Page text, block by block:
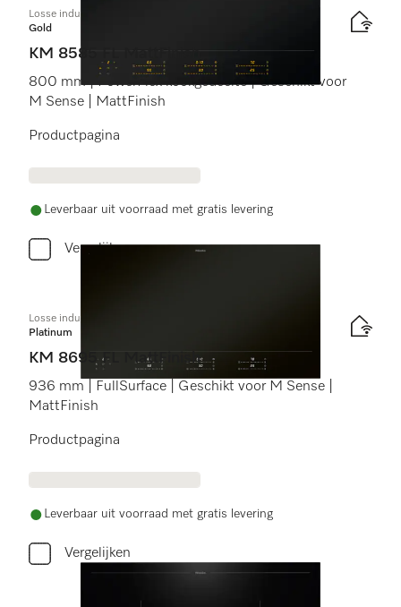
Losse inductiekookplaat
Gold
KM 8585 FL MattFinish
800 mm | PowerFlex kookgedeelte | Geschikt voor
M Sense | MattFinish
Productpagina
Leverbaar uit voorraad met gratis levering
Vergelijken
Losse inductiekookplaat
Platinum
KM 8695 FL MattFinish
936 mm | FullSurface | Geschikt voor M Sense |
MattFinish
Productpagina
Leverbaar uit voorraad met gratis levering
Vergelijken